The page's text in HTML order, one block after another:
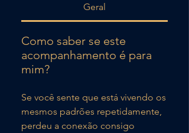
Geral
Como saber se este
acompanhamento é para
mim?
Se você sente que está vivendo os
mesmos padrões repetidamente,
perdeu a conexão consigo